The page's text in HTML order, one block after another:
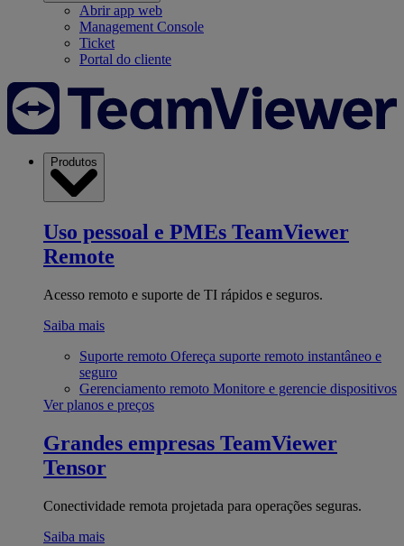
Abrir app web
Management Console
Ticket
Portal do cliente
Produtos
Uso pessoal e PMEs TeamViewer
Remote
Acesso remoto e suporte de TI rápidos e seguros.
Saiba mais
Suporte remoto Ofereça suporte remoto instantâneo e
seguro
Gerenciamento remoto Monitore e gerencie dispositivos
Ver planos e preços
Grandes empresas TeamViewer
Tensor
Conectividade remota projetada para operações seguras.
Saiba mais